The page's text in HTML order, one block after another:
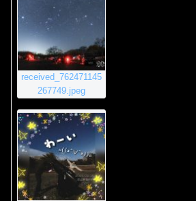
received_762471145
267749.jpeg